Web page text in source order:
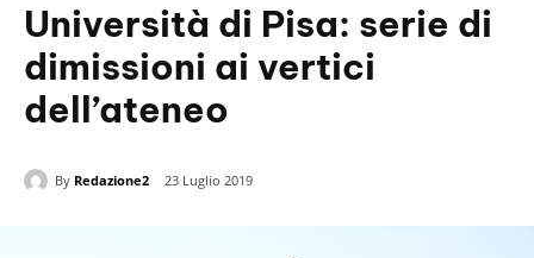
Università di Pisa: serie di
dimissioni ai vertici
dell’ateneo
By Redazione2 23 Luglio 2019